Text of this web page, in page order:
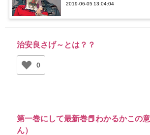
「I am Here.」は6月5日発売
2019-06-05 13:04:04
治安良さげ～とは？？
0
第一巻にして最新巻📕わかるかこの
ん）